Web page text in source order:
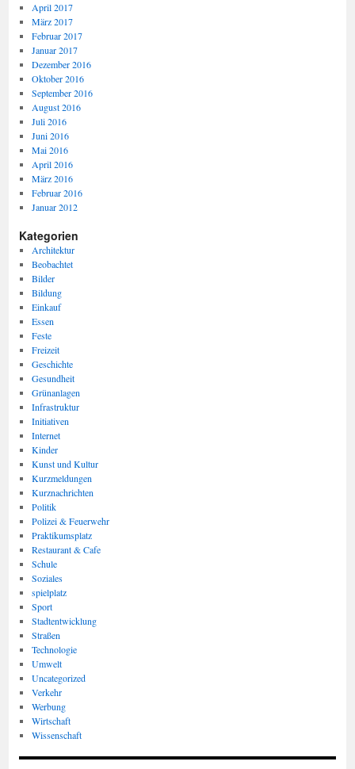
April 2017
März 2017
Februar 2017
Januar 2017
Dezember 2016
Oktober 2016
September 2016
August 2016
Juli 2016
Juni 2016
Mai 2016
April 2016
März 2016
Februar 2016
Januar 2012
Kategorien
Architektur
Beobachtet
Bilder
Bildung
Einkauf
Essen
Feste
Freizeit
Geschichte
Gesundheit
Grünanlagen
Infrastruktur
Initiativen
Internet
Kinder
Kunst und Kultur
Kurzmeldungen
Kurznachrichten
Politik
Polizei & Feuerwehr
Praktikumsplatz
Restaurant & Cafe
Schule
Soziales
spielplatz
Sport
Stadtentwicklung
Straßen
Technologie
Umwelt
Uncategorized
Verkehr
Werbung
Wirtschaft
Wissenschaft